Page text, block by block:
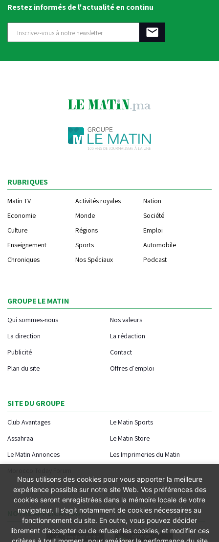
Restez informés de l'actualité en continu
RUBRIQUES
Matin TV Activités royales
Nation
Economie
Monde
Société
Culture
Régions
Emploi
Enseignement
Sports
Automobile
Chroniques
Nos Spéciaux Podcast
GROUPE LE MATIN
Qui sommes-nous
Nos valeurs
La direction
La rédaction
Publicité
Contact
Plan du site
Offres d'emploi
SITE DU GROUPE
Club Avantages
Le Matin Sports
Assahraa
Le Matin Store
Le Matin Annonces
Les Imprimeries du Matin
NOTRE APPLICATION
Nous utilisons des cookies pour vous apporter la meilleure
expérience possible sur notre site Web. Vos préférences des
cookies seront enregistrées dans la mémoire locale de votre
navigateur. Il s’agit notamment de cookies nécessaires au
fonctionnement du site. En outre, vous pouvez décider
librement d’accepter ou de refuser les cookies, et modifier ces